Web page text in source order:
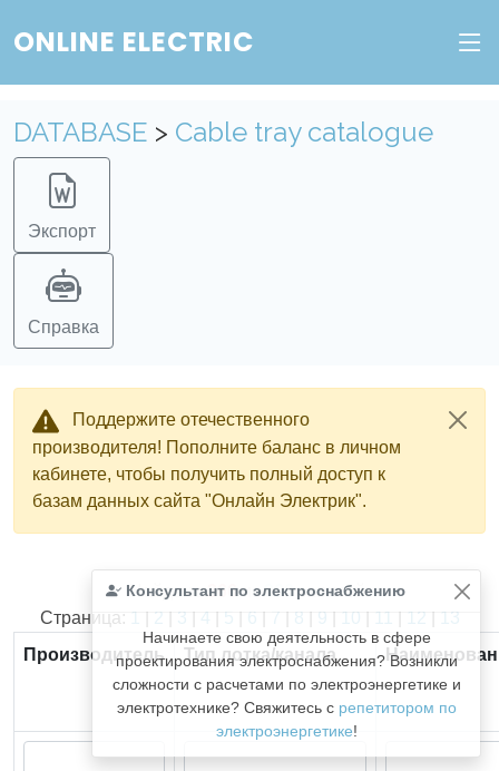
ONLINE ELECTRIC
DATABASE > Cable tray catalogue
Экспорт
Справка
Поддержите отечественного
производителя! Пополните баланс в личном
кабинете, чтобы получить полный доступ к
базам данных сайта "Онлайн Электрик".
Консультант по электроснабжению
Начинаете свою деятельность в сфере
проектирования электроснабжения? Возникли
сложности с расчетами по электроэнергетике и
электротехнике? Свяжитесь с репетитором по
электроэнергетике!
Найдено366из366записей.
Страница: 1 | 2 | 3 | 4 | 5 | 6 | 7 | 8 | 9 | 10 | 11 | 12 | 13
Производитель
Тип лотка/канала
Пополните баланс в личном кабинете, чтобы
Электрик" без ограничений.